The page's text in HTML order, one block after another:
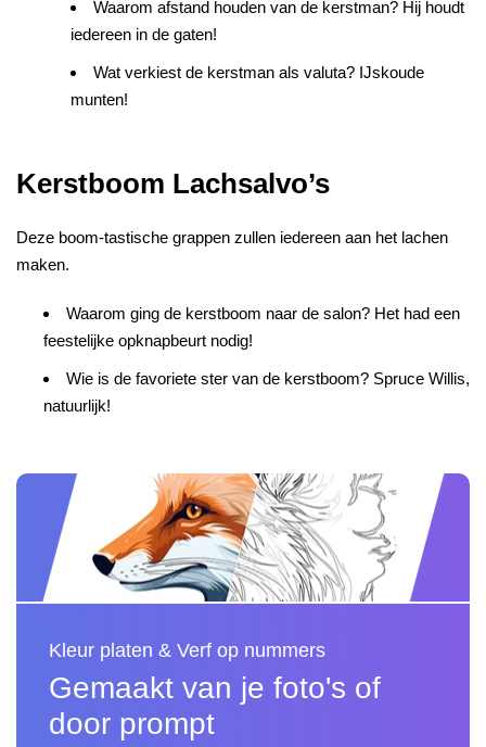
Waarom afstand houden van de kerstman? Hij houdt
iedereen in de gaten!
Wat verkiest de kerstman als valuta? IJskoude
munten!
Kerstboom Lachsalvo’s
Deze boom-tastische grappen zullen iedereen aan het lachen
maken.
Waarom ging de kerstboom naar de salon? Het had een
feestelijke opknapbeurt nodig!
Wie is de favoriete ster van de kerstboom? Spruce Willis,
natuurlijk!
Kleur platen & Verf op nummers
Gemaakt van je foto's of
door prompt